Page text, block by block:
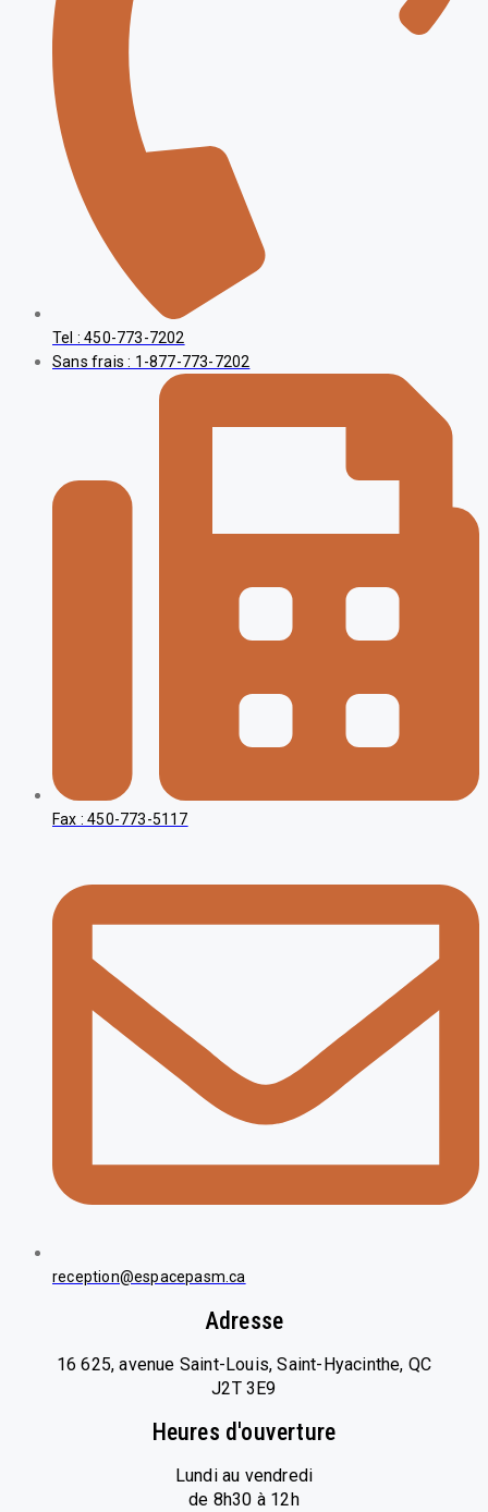
Tel : 450-773-7202
Sans frais : 1-877-773-7202
Fax : 450-773-5117
reception@espacepasm.ca
Adresse
16 625, avenue Saint-Louis, Saint-Hyacinthe, QC
J2T 3E9
Heures d'ouverture
Lundi au vendredi
de 8h30 à 12h